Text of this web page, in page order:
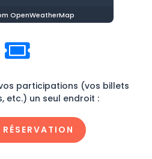
OpenWeatherMap

participations (vos billets
etc.) un seul endroit :
RÉSERVATION